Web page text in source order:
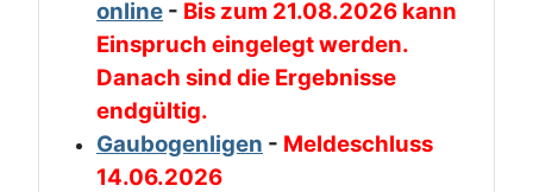
online - Bis zum 21.08.2026 kann
Einspruch eingelegt werden.
Danach sind die Ergebnisse
endgültig.
Gaubogenligen - Meldeschluss
14.06.2026